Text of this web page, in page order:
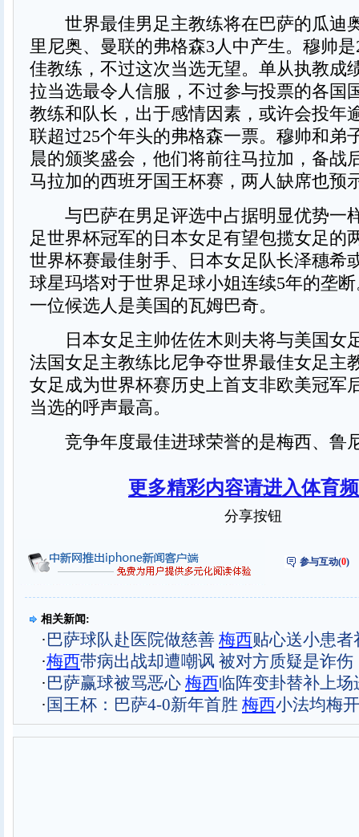
世界最佳男足主教练将在巴萨的瓜迪
里尼奥、曼联的弗格森3人中产生。穆帅
佳教练，不过这次当选无望。单从执教成
拉当选最令人信服，不过参与投票的各国
教练和队长，出于感情因素，或许会投年
联超过25个年头的弗格森一票。穆帅和弟
晨的颁奖盛会，他们将前往马拉加，备战
马拉加的西班牙国王杯赛，两人缺席也预
与巴萨在男足评选中占据明显优势一
足世界杯冠军的日本女足有望包揽女足的
世界杯赛最佳射手、日本女足队长泽穗希
球星玛塔对于世界足球小姐连续5年的垄
一位候选人是美国的瓦姆巴奇。
日本女足主帅佐佐木则夫将与美国女
法国女足主教练比尼争夺世界最佳女足主
女足成为世界杯赛历史上首支非欧美冠军
当选的呼声最高。
竞争年度最佳进球荣誉的是梅西、鲁
更多精彩内容请进入体育
分享按钮
参与互动(0)
相关新闻:
·巴萨球队赴医院做慈善 梅西贴心送小患者
·梅西带病出战却遭嘲讽 被对方质疑是诈伤
·巴萨赢球被骂恶心 梅西临阵变卦替补上场
· 国王杯：巴萨4-0新年首胜 梅西小法均梅